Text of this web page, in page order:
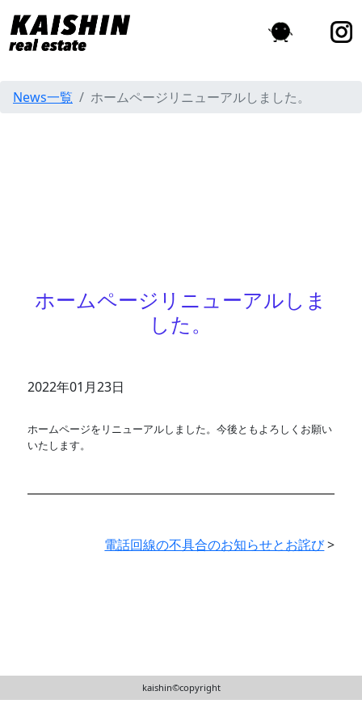
News一覧 ホームページリニューアルしました。
ホームページリニューアルしま
した。
2022年01月23日
ホームページをリニューアルしました。今後ともよろしくお願い
いたします。
電話回線の不具合のお知らせとお詫び>
kaishin©︎copyright